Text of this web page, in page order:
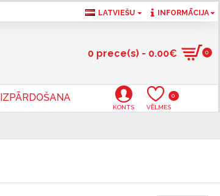
LATVIEŠU INFORMĀCIJA
0 prece(s) - 0.00€ 0
IZPĀRDOŠANA
KONTS VĒLMES
0